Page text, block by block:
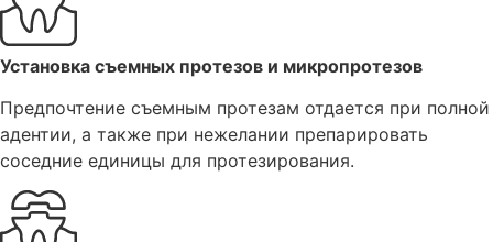
Установка съемных протезов и микропротезов
Предпочтение съемным протезам отдается при полной
адентии, а также при нежелании препарировать
соседние единицы для протезирования.